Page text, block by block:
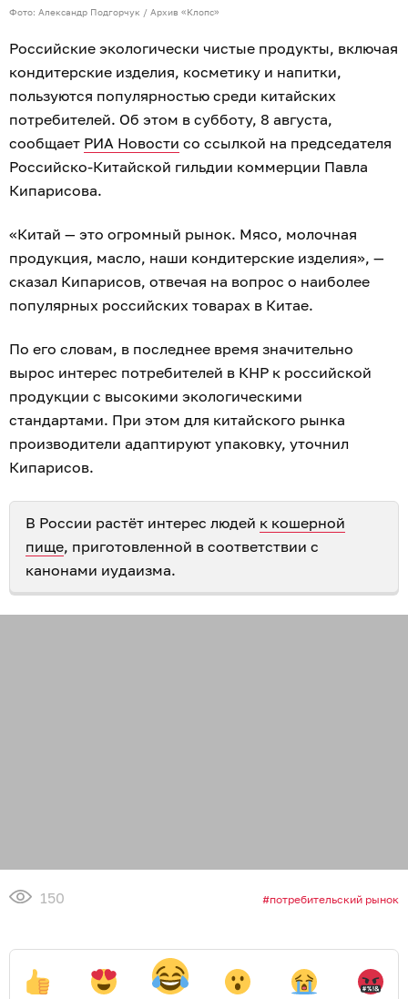
Фото: Александр Подгорчук / Архив «Клопс»
Российские экологически чистые продукты, включая
кондитерские изделия, косметику и напитки,
пользуются популярностью среди китайских
потребителей. Об этом в субботу, 8 августа,
сообщает РИА Новости со ссылкой на председателя
Российско-Китайской гильдии коммерции Павла
Кипарисова.
«Китай — это огромный рынок. Мясо, молочная
продукция, масло, наши кондитерские изделия», —
сказал Кипарисов, отвечая на вопрос о наиболее
популярных российских товарах в Китае.
По его словам, в последнее время значительно
вырос интерес потребителей в КНР к российской
продукции с высокими экологическими
стандартами. При этом для китайского рынка
производители адаптируют упаковку, уточнил
Кипарисов.
В России растёт интерес людей к кошерной
пище, приготовленной в соответствии с
канонами иудаизма.
150 потребительский рынок